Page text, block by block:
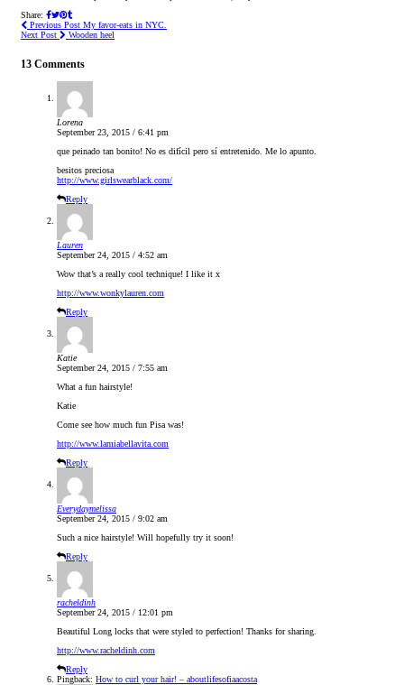
Share:
Previous Post My favor-eats in NYC.
Next Post
Wooden heel
13 Comments
Lorena
September 23, 2015 / 6:41 pm
que peinado tan bonito! No es difícil pero sí entretenido. Me lo apunto.
besitos preciosa
http://www.girlswearblack.com/
Reply
Lauren
September 24, 2015 / 4:52 am
Wow that’s a really cool technique! I like it x
http://www.wonkylauren.com
Reply
Katie
September 24, 2015 / 7:55 am
What a fun hairstyle!
Katie
Come see how much fun Pisa was!
http://www.lamiabellavita.com
Reply
Everydaymelissa
September 24, 2015 / 9:02 am
Such a nice hairstyle! Will hopefully try it soon!
Reply
racheldinh
September 24, 2015 / 12:01 pm
Beautiful Long locks that were styled to perfection! Thanks for sharing.
http://www.racheldinh.com
Reply
Pingback: How to curl your hair! – aboutlifesofiaacosta